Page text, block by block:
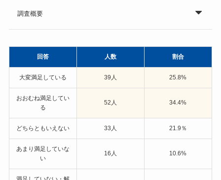
調査概要
回答 人数 割合
大変満足している 39人 25.8%
おおむね満足してい
る
52人 34.4%
どちらともいえない 33人 21.9％
あまり満足していな
い
16人 10.6%